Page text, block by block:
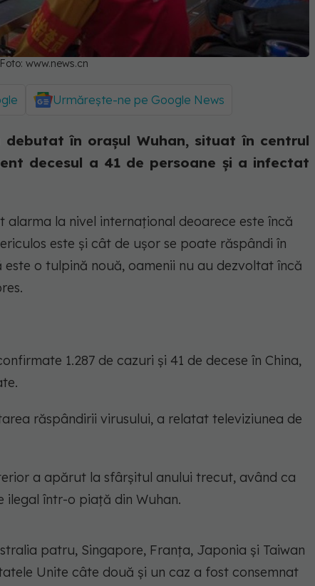
www.news.cn
Urmărește-ne pe Google News
în oraşul Wuhan, situat în centrul
decesul a 41 de persoane şi a infectat
alarma la nivel internaţional deoarece este încă
este şi cât de uşor se poate răspândi în
o tulpină nouă, oamenii nu au dezvoltat încă
1.287 de cazuri şi 41 de decese în China,
răspândirii virusului, a relatat televiziunea de
a apărut la sfârşitul anului trecut, având ca
ilegal într-o piaţă din Wuhan.
patru, Singapore, Franţa, Japonia şi Taiwan
Unite câte două şi un caz a fost consemnat